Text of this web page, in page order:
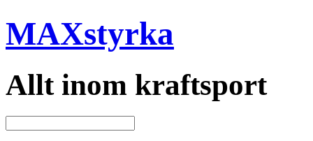
MAXstyrka
Allt inom kraftsport